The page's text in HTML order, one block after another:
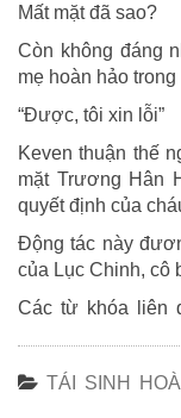
Mất mặt đã sao?
Còn không đáng
mẹ hoàn hảo
“Được, tôi xin lỗi”
Keven thuận thế
mặt Trương Hân
quyết định của
Động tác này
của Lục Chinh, cô
Các từ khóa liên
TÁI SINH